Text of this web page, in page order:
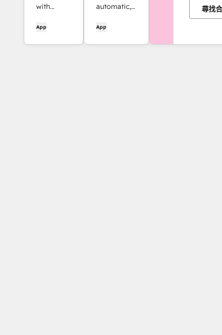
with
meetings,
workflows,
App
automatic,
directional
sync
App
尋找